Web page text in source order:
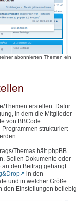
abonnierten Themen ein
Themen erstellen. Dafür
in dem die Mitglieder
von BBCode
strukturiert
Themas hält phpBB
Sollen Dokumente oder
an den Beitrag gehängt
in den
und in welcher Größe
den Einstellungen beliebig